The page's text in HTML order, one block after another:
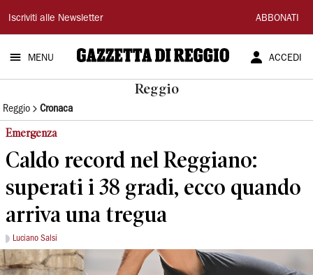
Gazzetta
di
Reggio
Iscriviti alle Newsletter ABBONATI
MENU ACCEDI
Reggio
Reggio Cronaca
Emergenza
Caldo record nel Reggiano:
superati i 38 gradi, ecco quando
arriva una tregua
Luciano Salsi